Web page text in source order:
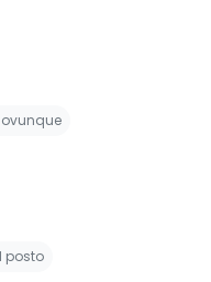
posto